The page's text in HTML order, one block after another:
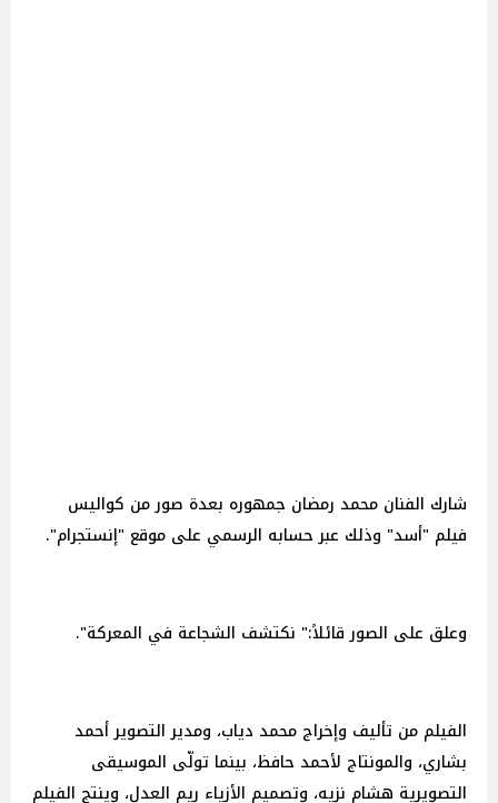
شارك الفنان محمد رمضان جمهوره بعدة صور من كواليس
فيلم "أسد" وذلك عبر حسابه الرسمي على موقع "إنستجرام".
وعلق على الصور قائلاً:" نكتشف الشجاعة في المعركة".
الفيلم من تأليف وإخراج محمد دياب، ومدير التصوير أحمد
بشاري، والمونتاج لأحمد حافظ، بينما تولّى الموسيقى
التصويرية هشام نزيه، وتصميم الأزياء ريم العدل، وينتج الفيلم